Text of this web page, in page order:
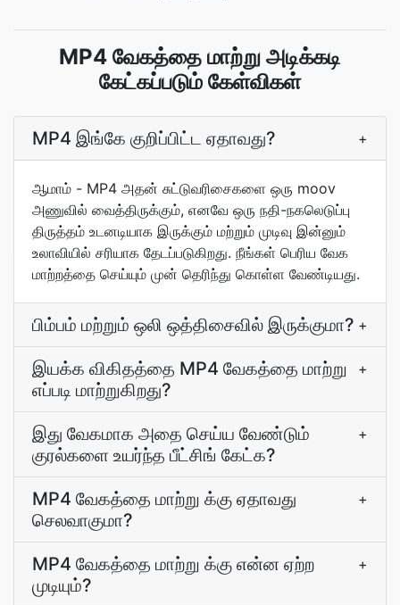
MP4 வேகத்தை மாற்று அடிக்கடி
கேட்கப்படும் கேள்விகள்
MP4 இங்கே குறிப்பிட்ட ஏதாவது? +
ஆமாம் - MP4 அதன் சுட்டுவரிசைகளை ஒரு moov
அணுவில் வைத்திருக்கும், எனவே ஒரு நதி-நகலெடுப்பு
திருத்தம் உடனடியாக இருக்கும் மற்றும் முடிவு இன்னும்
உலாவியில் சரியாக தேடப்படுகிறது. நீங்கள் பெரிய வேக
மாற்றத்தை செய்யும் முன் தெரிந்து கொள்ள வேண்டியது.
பிம்பம் மற்றும் ஒலி ஒத்திசைவில் இருக்குமா? +
இயக்க விகிதத்தை MP4 வேகத்தை மாற்று
எப்படி மாற்றுகிறது?
+
இது வேகமாக அதை செய்ய வேண்டும்
குரல்களை உயர்ந்த பீட்சிங் கேட்க?
+
MP4 வேகத்தை மாற்று க்கு ஏதாவது
செலவாகுமா?
+
MP4 வேகத்தை மாற்று க்கு என்ன ஏற்ற
முடியும்?
+